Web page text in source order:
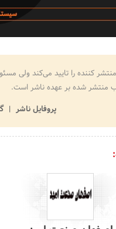
کننده را تایید می‌کند ولی
منتشر شده بر عهده ناشر است.
پروفایل ناشر